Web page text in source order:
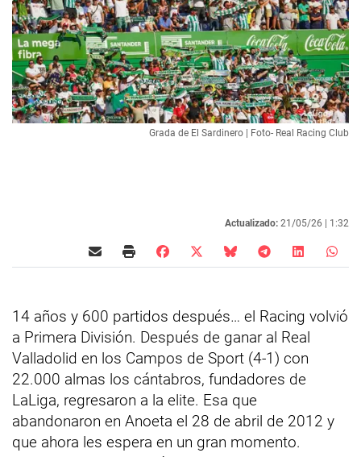
Grada de El Sardinero | Foto- Real Racing Club
Actualizado: 21/05/26 | 1:32
14 años y 600 partidos después… el Racing volvió
a Primera División. Después de ganar al Real
Valladolid en los Campos de Sport (4-1) con
22.000 almas los cántabros, fundadores de
LaLiga, regresaron a la elite. Esa que
abandonaron en Anoeta el 28 de abril de 2012 y
que ahora les espera en un gran momento.